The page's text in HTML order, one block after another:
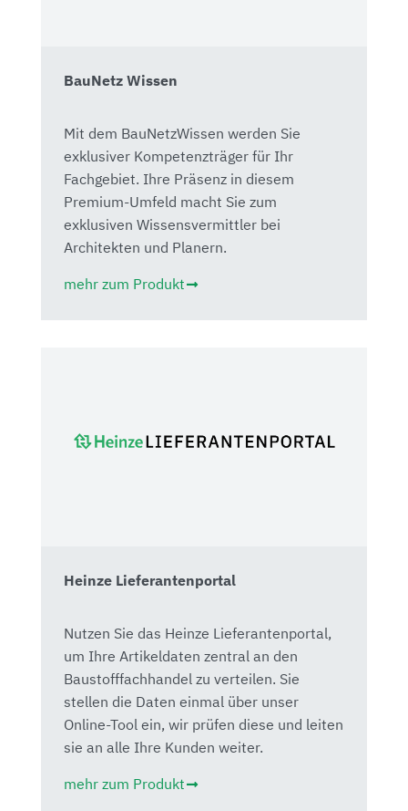
BauNetz Wissen
Mit dem BauNetzWissen werden Sie
exklusiver Kompetenzträger für Ihr
Fachgebiet. Ihre Präsenz in diesem
Premium-Umfeld macht Sie zum
exklusiven Wissensvermittler bei
Architekten und Planern.
mehr zum Produkt
Heinze Lieferantenportal
Nutzen Sie das Heinze Lieferantenportal,
um Ihre Artikeldaten zentral an den
Baustofffachhandel zu verteilen. Sie
stellen die Daten einmal über unser
Online-Tool ein, wir prüfen diese und leiten
sie an alle Ihre Kunden weiter.
mehr zum Produkt